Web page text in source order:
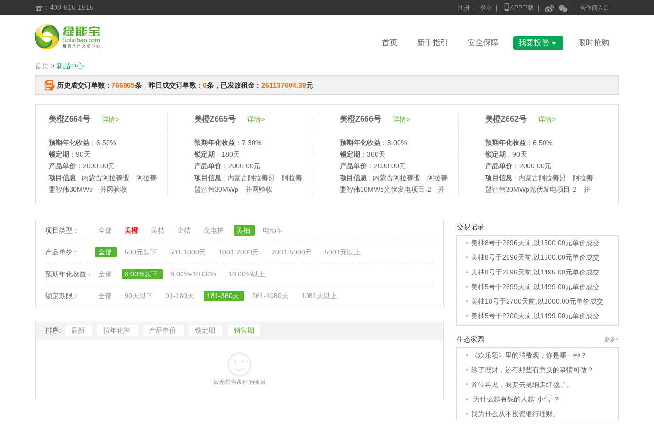
 ：400-616-1515 注册 登录  APP下载   合作商入口
首页 新手指引 安全保障 我要投资  限时抢购
首页 > 新品中心
历史成交订单数： 766965条，昨日成交订单数： 0条，已发放租金： 261137604.39元
美橙Z664号 详情>
预期年化收益 ：6.50%
锁定期 ：90天
产品单价 ：2000.00元
项目信息 : 内蒙古阿拉善盟 阿拉善
盟智伟30MWp 并网验收
美橙Z665号 详情>
预期年化收益 ：7.30%
锁定期 ：180天
产品单价 ：2000.00元
项目信息 : 内蒙古阿拉善盟 阿拉善
盟智伟30MWp 并网验收
美橙Z666号 详情>
预期年化收益 ：8.00%
锁定期 ：360天
产品单价 ：2000.00元
项目信息 : 内蒙古阿拉善盟 阿拉善
盟智伟30MWp光伏发电项目-2 并
美橙Z662号 详情>
预期年化收益 ：6.50%
锁定期 ：90天
产品单价 ：2000.00元
项目信息 : 内蒙古阿拉善盟 阿拉善
盟智伟30MWp光伏发电项目-2 并
项目类型： 全部 美橙 美桔 金桔 充电桩 美柚 电动车
产品单价： 全部 500元以下 501-1000元 1001-2000元 2001-5000元 5001元以上
预期年化收益： 全部 8.00%以下 8.00%-10.00% 10.00%以上
锁定期限： 全部 90天以下 91-180天 181-360天 361-1080天 1081天以上
排序: 最新 按年化率 产品单价 锁定期 销售期
暂无符合条件的项目
交易记录
美柚27号于2686天前,以1995.00元单价成交
• 美柚36号于2689天前,以1200.00元单价成交
• 美柚8号于2696天前,以1500.00元单价成交
• 美柚8号于2696天前,以1500.00元单价成交
• 美柚8号于2696天前,以1495.00元单价成交
• 美柚5号于2699天前,以1499.00元单价成交
• 美柚18号于2700天前,以2000.00元单价成交
• 美柚5号于2700天前,以1499.00元单价成交
•
美柚38号于2701天前,以1500.00元单价成交
美柚20号于2715天前,以1495.00元单价成交
美柚38号于2718天前,以1500.00元单价成交
美柚10号于2718天前,以2000.00元单价成交
美柚8号于2720天前,以1490.00元单价成交
美柚5号于2723天前,以1498.00元单价成交
生态家园 更多>
•
《欢乐颂》里的消费观，你是哪一种？
• 除了理财，还有那些有意义的事情可做？
• 各位再见，我要去戛纳走红毯了。
•
为什么越有钱的人越“小气”？
• 我为什么从不投资银行理财。